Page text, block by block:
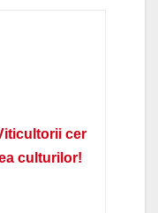
cer
culturilor!